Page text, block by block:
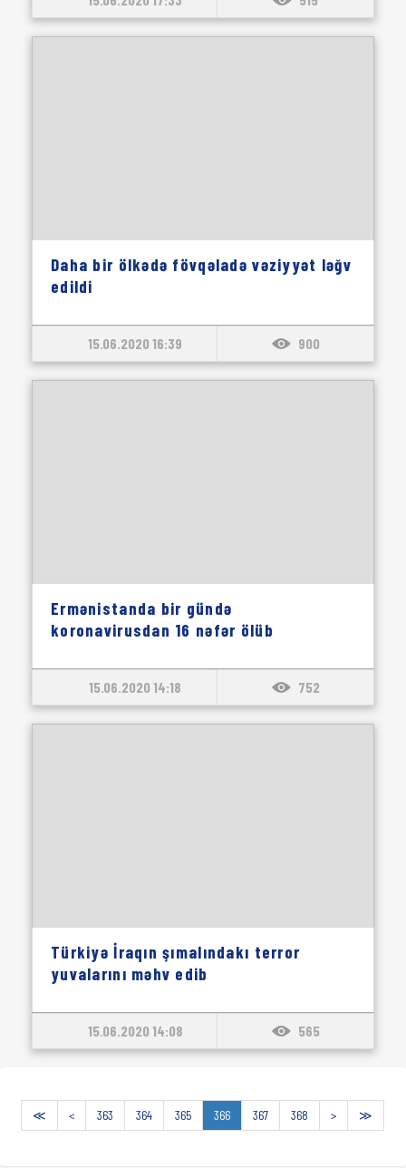
Daha bir ölkədə fövqəladə vəziyyət ləğv
edildi
15.06.2020 16:39 900
Ermənistanda bir gündə
koronavirusdan 16 nəfər ölüb
15.06.2020 14:18 752
Türkiyə İraqın şımalındakı terror
yuvalarını məhv edib
15.06.2020 14:08 565
≪ < 363 364 365 366 367 368 > ≫